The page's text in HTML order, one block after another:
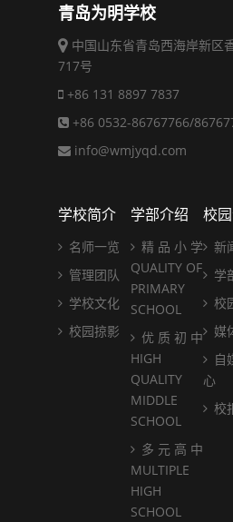
青岛为明学校
中国山东省青岛西海岸新区
717号
+86 131 8897 7837
+86 0532-86767766/
info@wmjyqd.com
学校简介
名师一览
管理团队
学校文化
校园掠影
学部介绍
精 品 小 学
QUALITY OF
PRIMARY
SCHOOL
优 质 初 中
HIGH
QUALITY
MIDDLE
SCHOOL
多 元 高 中
MULTIPLE
HIGH
SCHOOL
校
新
学
校
媒
自
心
校